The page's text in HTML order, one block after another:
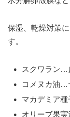
保湿、乾燥対策
す。
スクワラン…
コメヌカ油…
マカデミア
オリーブ果